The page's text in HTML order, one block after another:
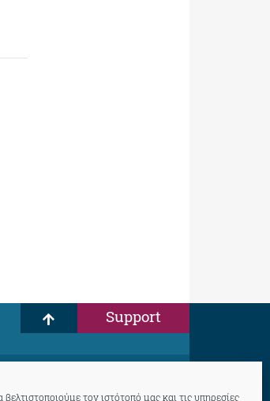
τον ιστότοπό μας και τις υπηρεσίες
Support